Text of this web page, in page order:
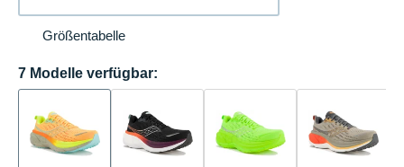
Größentabelle
7 Modelle verfügbar: